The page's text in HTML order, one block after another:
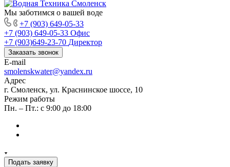
Мы заботимся о вашей воде
+7 (903) 649-05-33
+7 (903) 649-05-33 Офис
+7 (903)649-23-70 Директор
Заказать звонок
E-mail
smolenskwater@yandex.ru
Адрес
г. Смоленск, ул. Краснинское шоссе, 10
Режим работы
Пн. – Пт.: с 9:00 до 18:00
Подать заявку